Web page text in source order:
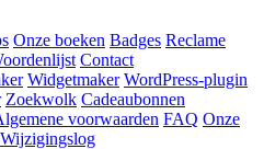
Onze boeken Badges Reclame
Contact
Widgetmaker WordPress-plugin
Zoekwolk Cadeaubonnen
voorwaarden FAQ Onze
Wijzigingslog